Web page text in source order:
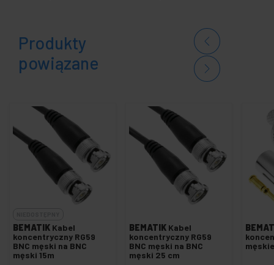
Produkty
powiązane
BEMATIK Kabel
koncentryczny RG59
BNC męski na BNC
męski 15m
BEMATIK Kabel
koncentryczny RG59
BNC męski na BNC
męski 25 cm